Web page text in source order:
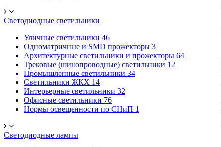
Светодиодные светильники
Уличные светильники 46
Одноматричные и SMD прожекторы 3
Архитектурные светильники и прожекторы 64
Трековые (шинопроводные) светильники 12
Промышленные светильники 34
Светильники ЖКХ 14
Интерьерные светильники 32
Офисные светильники 76
Нормы освещенности по СНиП 1
Светодиодные лампы